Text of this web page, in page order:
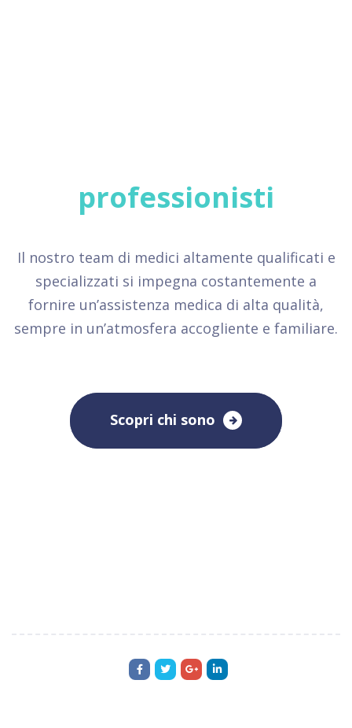
professionisti
Il nostro team di medici altamente qualificati e
specializzati si impegna costantemente a
fornire un’assistenza medica di alta qualità,
sempre in un’atmosfera accogliente e familiare.
Scopri chi sono